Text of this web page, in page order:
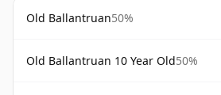
Old Ballantruan50%
Old Ballantruan 10 Year Old50%